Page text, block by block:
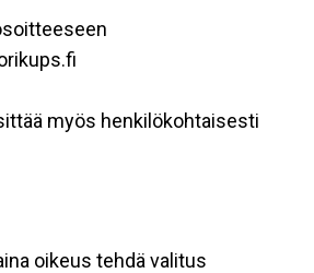
myös henkilökohtaisesti
oikeus tehdä valitus